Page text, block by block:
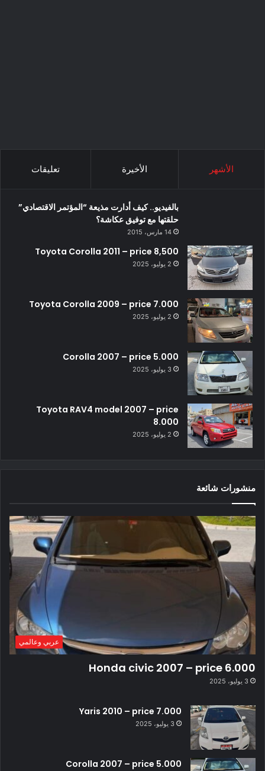
الأشهر الأخيرة تعليقات
بالفيديو.. كيف أدارت مذيعة “المؤتمر الاقتصادي”
حلقتها مع توفيق عكاشة؟
14 مارس، 2015
Toyota Corolla 2011 – price 8,500
2 يوليو، 2025
Toyota Corolla 2009 – price 7.000
2 يوليو، 2025
Corolla 2007 – price 5.000
3 يوليو، 2025
Toyota RAV4 model 2007 – price
8.000
2 يوليو، 2025
منشورات شائعة
عربي وعالمي
Honda civic 2007 – price 6.000
3 يوليو، 2025
Yaris 2010 – price 7.000
3 يوليو، 2025
Corolla 2007 – price 5.000